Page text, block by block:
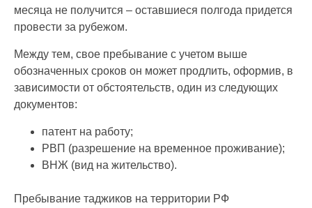
месяца не получится – оставшиеся полгода придется
провести за рубежом.
Между тем, свое пребывание с учетом выше
обозначенных сроков он может продлить, оформив, в
зависимости от обстоятельств, один из следующих
документов:
патент на работу;
РВП (разрешение на временное проживание);
ВНЖ (вид на жительство).
Пребывание таджиков на территории РФ